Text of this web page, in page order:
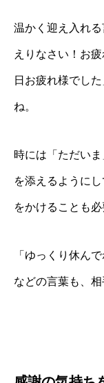
温かく迎え入れ
えりなさい！お
日お疲れ様でし
ね。
時には「ただい
を添えるように
をかけることも必
「ゆっくり休ん
などの言葉も、相